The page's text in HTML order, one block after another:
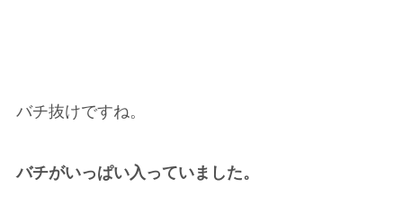
バチ抜けですね。
バチがいっぱい入っていました。